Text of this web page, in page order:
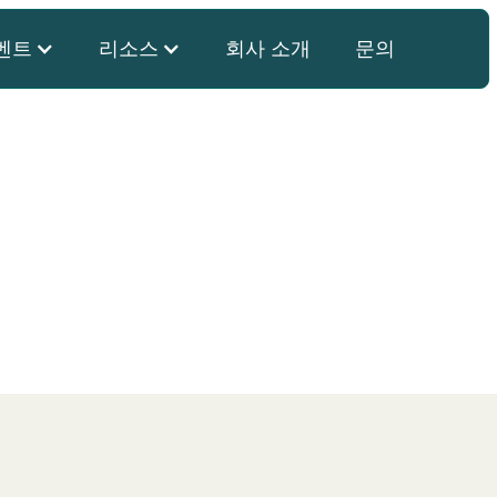
트 리소스 회사 소개 문의